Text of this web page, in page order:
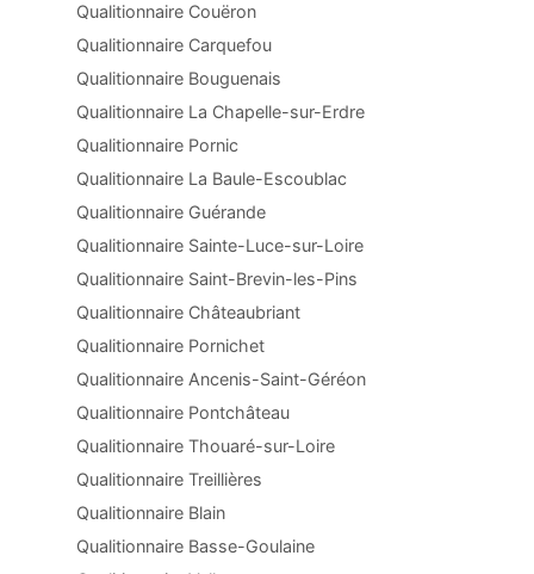
Qualitionnaire Couëron
Qualitionnaire Carquefou
Qualitionnaire Bouguenais
Qualitionnaire La Chapelle-sur-Erdre
Qualitionnaire Pornic
Qualitionnaire La Baule-Escoublac
Qualitionnaire Guérande
Qualitionnaire Sainte-Luce-sur-Loire
Qualitionnaire Saint-Brevin-les-Pins
Qualitionnaire Châteaubriant
Qualitionnaire Pornichet
Qualitionnaire Ancenis-Saint-Géréon
Qualitionnaire Pontchâteau
Qualitionnaire Thouaré-sur-Loire
Qualitionnaire Treillières
Qualitionnaire Blain
Qualitionnaire Basse-Goulaine